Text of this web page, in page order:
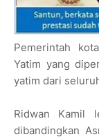
Pemerintah
Yatim yang
yatim dari
Ridwan Kamil
dibandingkan